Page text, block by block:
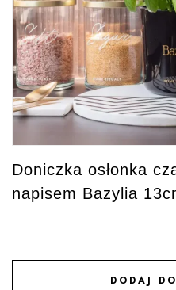
Doniczka osłonka
napisem Bazylia
DODAJ
DODAJ